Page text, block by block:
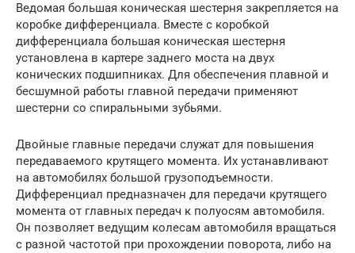
Ведомая большая коническая шестерня закрепляется на
коробке дифференциала. Вместе с коробкой
дифференциала большая коническая шестерня
установлена в картере заднего моста на двух
конических подшипниках. Для обеспечения плавной и
бесшумной работы главной передачи применяют
шестерни со спиральными зубьями.
Двойные главные передачи служат для повышения
передаваемого крутящего момента. Их устанавливают
на автомобилях большой грузоподъемности.
Дифференциал предназначен для передачи крутящего
момента от главных передач к полуосям автомобиля.
Он позволяет ведущим колесам автомобиля вращаться
с разной частотой при прохождении поворота, либо на